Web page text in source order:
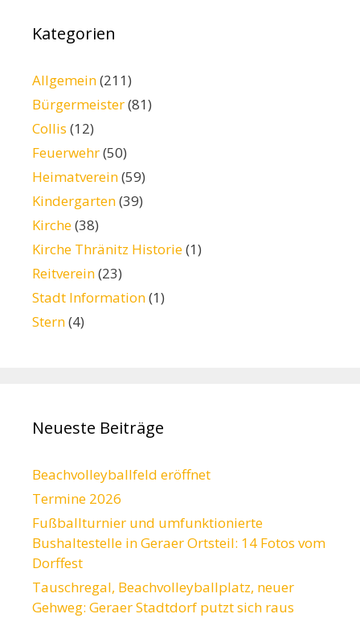
Kategorien
Allgemein(211)
Bürgermeister(81)
Collis (12)
Feuerwehr(50)
Heimatverein(59)
Kindergarten(39)
Kirche(38)
Kirche Thränitz Historie(1)
Reitverein(23)
Stadt Information(1)
Stern(4)
Neueste Beiträge
Beachvolleyballfeld eröffnet
Termine 2026
Fußballturnier und umfunktionierte
Bushaltestelle in Geraer Ortsteil: 14 Fotos vom
Dorffest
Tauschregal, Beachvolleyballplatz, neuer
Gehweg: Geraer Stadtdorf putzt sich raus